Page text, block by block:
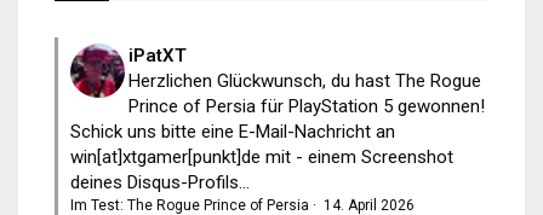
iPatXT
Herzlichen Glückwunsch, du hast The Rogue
Prince of Persia für PlayStation 5 gewonnen!
Schick uns bitte eine E-Mail-Nachricht an
win[at]xtgamer[punkt]de mit - einem Screenshot
deines Disqus-Profils...
Im Test: The Rogue Prince of Persia · 14. April 2026